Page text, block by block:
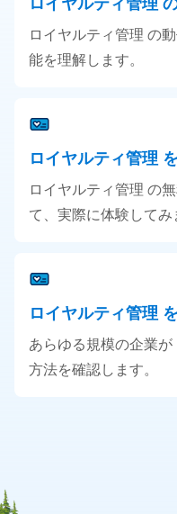
ロイヤルティ管理 の
能を理解します。
ロイヤルティ管理
ロイヤルティ管理 の
て、実際に体験してみ
ロイヤルティ管理
あらゆる規模の企業
方法を確認します。